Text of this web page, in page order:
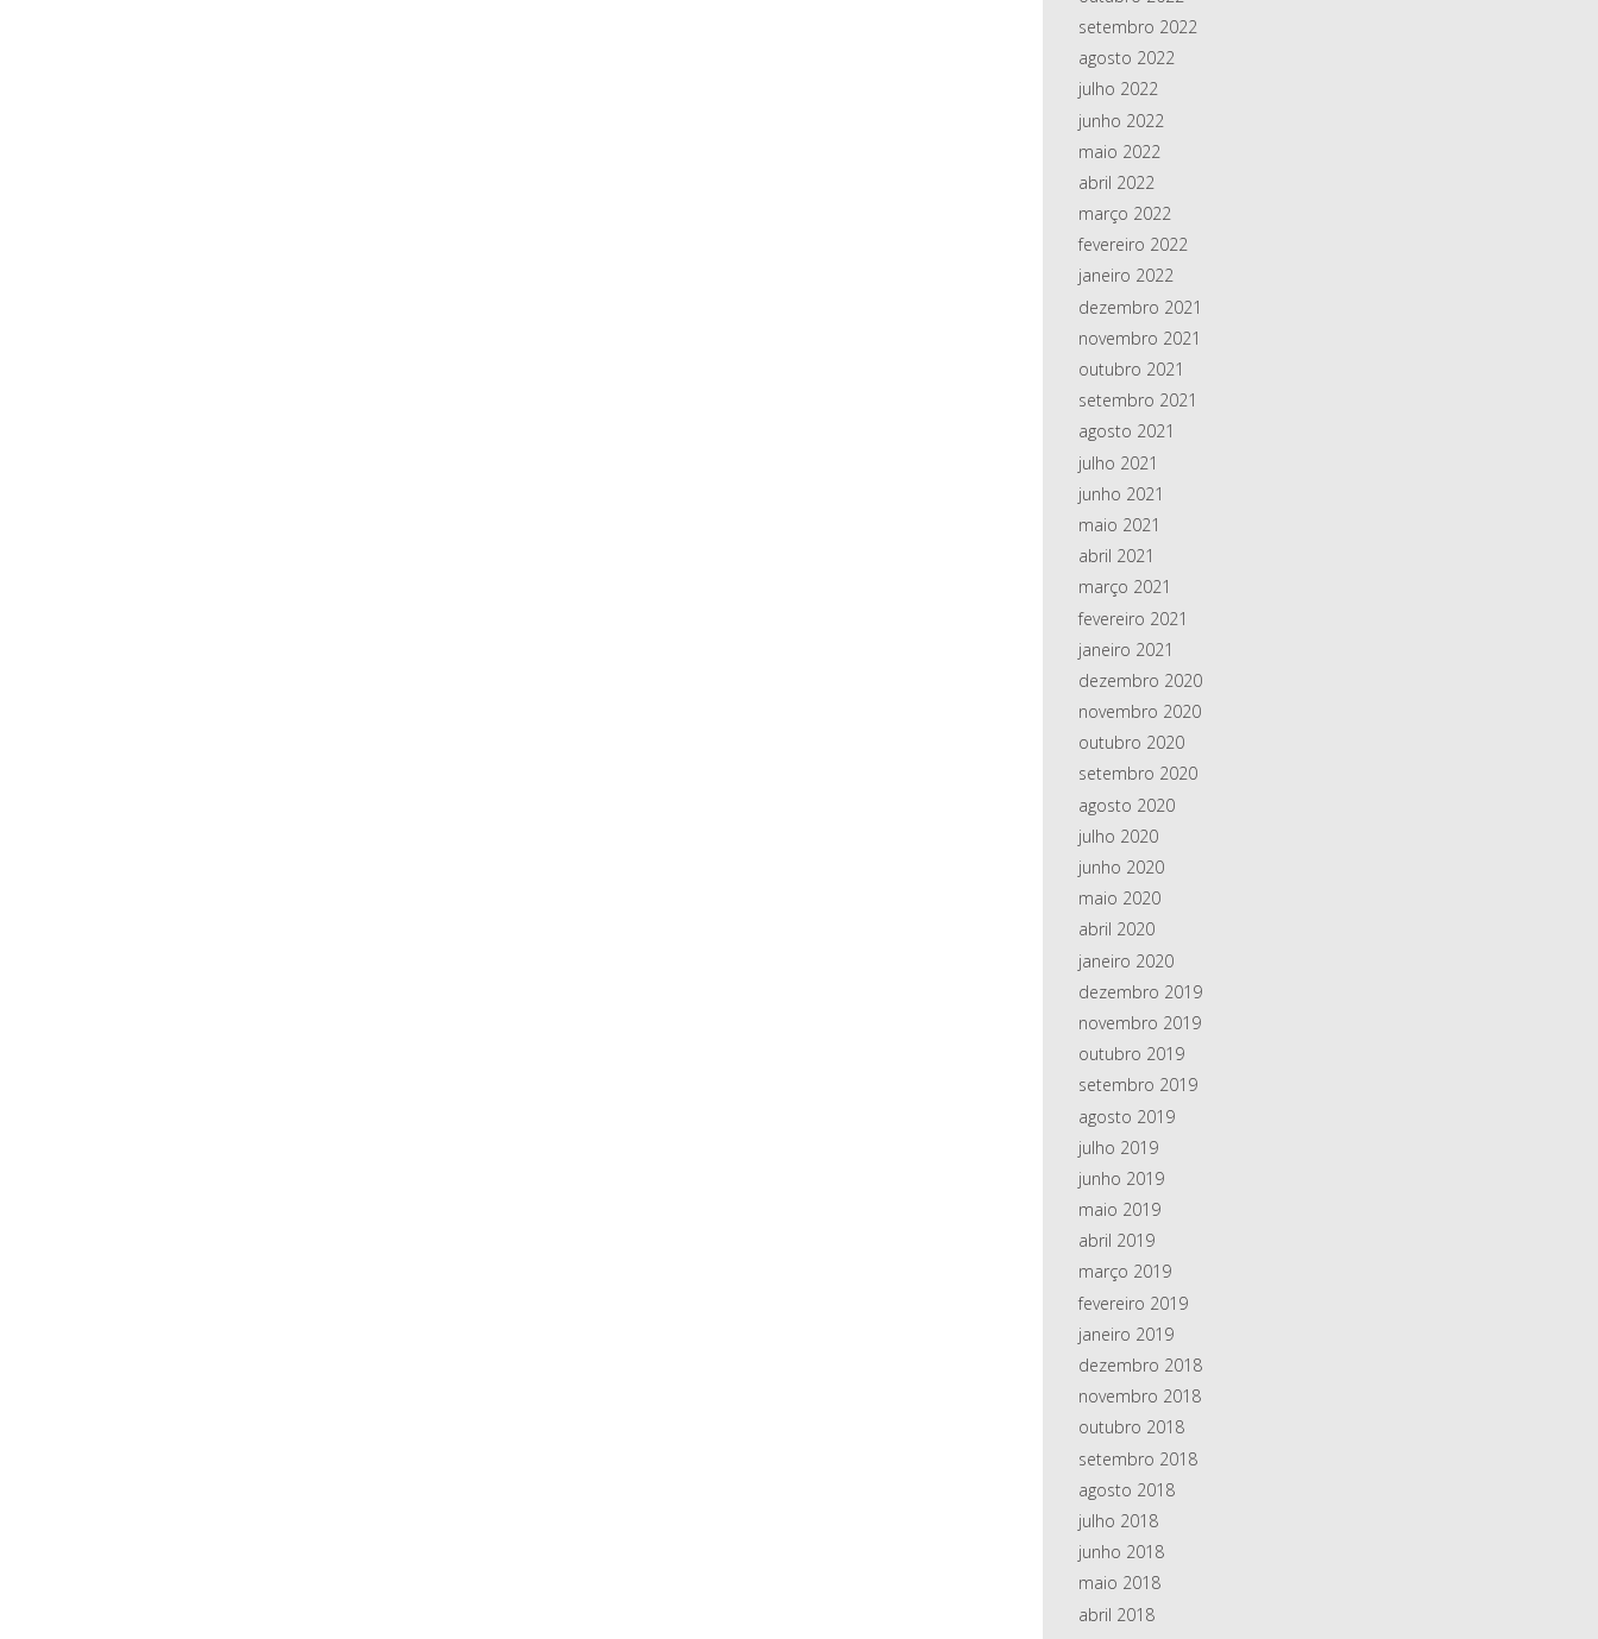
setembro 2022
agosto 2022
julho 2022
junho 2022
maio 2022
abril 2022
março 2022
fevereiro 2022
janeiro 2022
dezembro 2021
novembro 2021
outubro 2021
setembro 2021
agosto 2021
julho 2021
junho 2021
maio 2021
abril 2021
março 2021
fevereiro 2021
janeiro 2021
dezembro 2020
novembro 2020
outubro 2020
setembro 2020
agosto 2020
julho 2020
junho 2020
maio 2020
abril 2020
janeiro 2020
dezembro 2019
novembro 2019
outubro 2019
setembro 2019
agosto 2019
julho 2019
junho 2019
maio 2019
abril 2019
março 2019
fevereiro 2019
janeiro 2019
dezembro 2018
novembro 2018
outubro 2018
setembro 2018
agosto 2018
julho 2018
junho 2018
maio 2018
abril 2018